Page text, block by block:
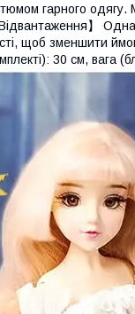
гарного одягу.
】
щоб зменшити
30 см, вага